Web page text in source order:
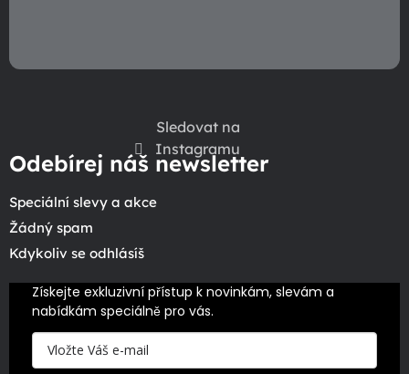
Sledovat na
Instagramu
Odebírej náš newsletter
Speciální slevy a akce
Žádný spam
Kdykoliv se odhlásíš
Získejte exkluzivní přístup k novinkám, slevám a
nabídkám speciálně pro vás.